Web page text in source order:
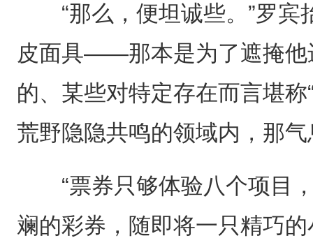
“那么，便坦诚些。”罗宾
皮面具——那本是为了遮掩他
的、某些对特定存在而言堪
荒野隐隐共鸣的领域内，那
“票券只够体验八个项目，
斓的彩券，随即将一只精巧